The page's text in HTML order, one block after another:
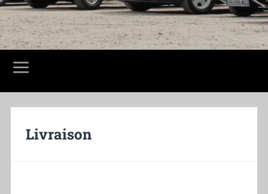
Livraison